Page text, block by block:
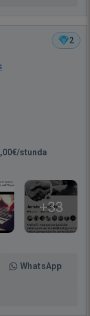
2
stunda
+33
WhatsApp